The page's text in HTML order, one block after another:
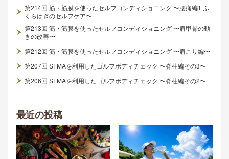
第214回 筋・筋膜を使ったセルフコンディショニング 〜腰痛編1 ふ
くらはぎのセルフケア〜
第213回 筋・筋膜を使ったセルフコンディショニング 〜肩甲骨の動
きの改善〜
第212回 筋・筋膜を使ったセルフコンディショニング 〜肩こり編〜
第207回 SFMAを利用したゴルフボディチェック 〜脊柱編その3〜
第206回 SFMAを利用したゴルフボディチェック 〜脊柱編その2〜
最近の投稿